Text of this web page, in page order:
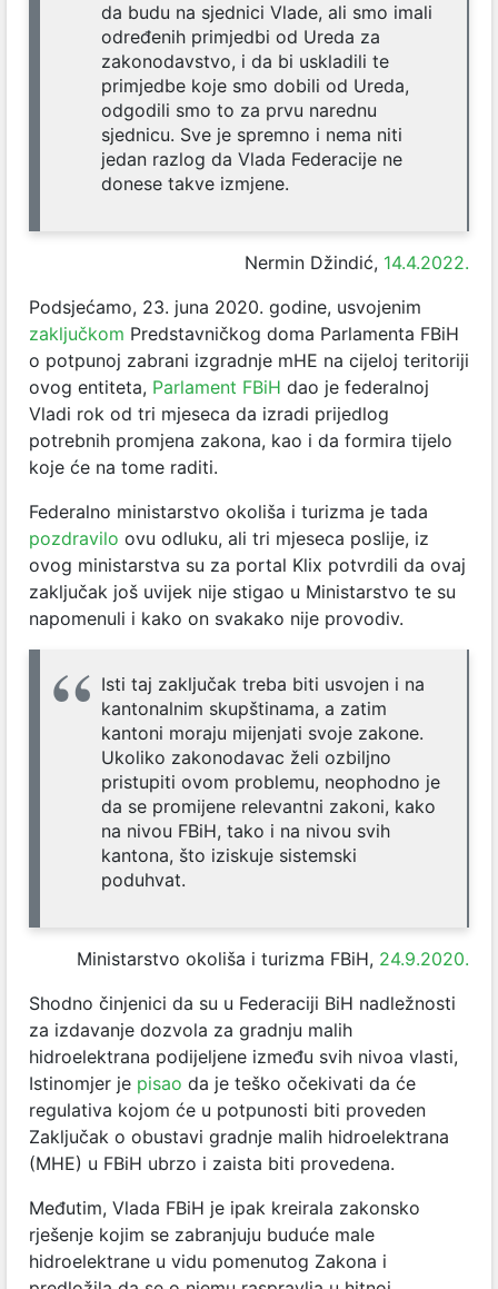
da budu na sjednici Vlade, ali smo imali
određenih primjedbi od Ureda za
zakonodavstvo, i da bi uskladili te
primjedbe koje smo dobili od Ureda,
odgodili smo to za prvu narednu
sjednicu. Sve je spremno i nema niti
jedan razlog da Vlada Federacije ne
donese takve izmjene.
Nermin Džindić, 14.4.2022.
Podsjećamo, 23. juna 2020. godine, usvojenim
zaključkom Predstavničkog doma Parlamenta FBiH
o potpunoj zabrani izgradnje mHE na cijeloj teritoriji
ovog entiteta, Parlament FBiH dao je federalnoj
Vladi rok od tri mjeseca da izradi prijedlog
potrebnih promjena zakona, kao i da formira tijelo
koje će na tome raditi.
Federalno ministarstvo okoliša i turizma je tada
pozdravilo ovu odluku, ali tri mjeseca poslije, iz
ovog ministarstva su za portal Klix potvrdili da ovaj
zaključak još uvijek nije stigao u Ministarstvo te su
napomenuli i kako on svakako nije provodiv.
Isti taj zaključak treba biti usvojen i na
kantonalnim skupštinama, a zatim
kantoni moraju mijenjati svoje zakone.
Ukoliko zakonodavac želi ozbiljno
pristupiti ovom problemu, neophodno je
da se promijene relevantni zakoni, kako
na nivou FBiH, tako i na nivou svih
kantona, što iziskuje sistemski
poduhvat.
Ministarstvo okoliša i turizma FBiH, 24.9.2020.
Shodno činjenici da su u Federaciji BiH nadležnosti
za izdavanje dozvola za gradnju malih
hidroelektrana podijeljene između svih nivoa vlasti,
Istinomjer je pisao da je teško očekivati da će
regulativa kojom će u potpunosti biti proveden
Zaključak o obustavi gradnje malih hidroelektrana
(MHE) u FBiH ubrzo i zaista biti provedena.
Međutim, Vlada FBiH je ipak kreirala zakonsko
rješenje kojim se zabranjuju buduće male
hidroelektrane u vidu pomenutog Zakona i